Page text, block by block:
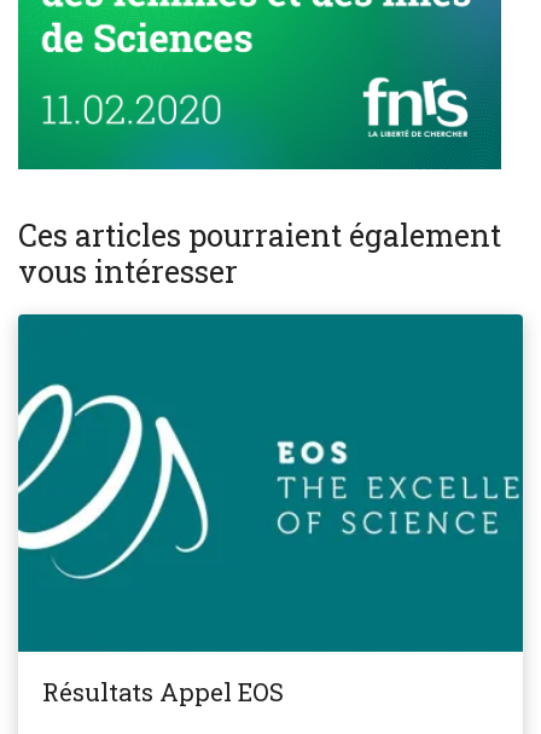
Ces articles pourraient également
vous intéresser
Résultats Appel EOS